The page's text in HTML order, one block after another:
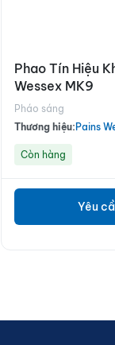
Phao Tín Hiệu
Wessex MK9
Pháo sáng
Thương hiệu: Pains
Còn hàng
Yêu